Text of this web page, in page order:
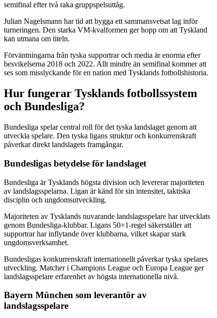
semifinal efter två raka gruppspelsuttåg.
Julian Nagelsmann har tid att bygga ett sammansvetsat lag inför
turneringen. Den starka VM-kvalformen ger hopp om att Tyskland
kan utmana om titeln.
Förväntningarna från tyska supportrar och media är enorma efter
besvikelserna 2018 och 2022. Allt mindre än semifinal kommer att
ses som misslyckande för en nation med Tysklands fotbollshistoria.
Hur fungerar Tysklands fotbollssystem
och Bundesliga?
Bundesliga spelar central roll för det tyska landslaget genom att
utveckla spelare. Den tyska ligans struktur och konkurrenskraft
påverkar direkt landslagets framgångar.
Bundesligas betydelse för landslaget
Bundesliga är Tysklands högsta division och levererar majoriteten
av landslagsspelarna. Ligan är känd för sin intensitet, taktiska
disciplin och ungdomsutveckling.
Majoriteten av Tysklands nuvarande landslagsspelare har utvecklats
genom Bundesliga-klubbar. Ligans 50+1-regel säkerställer att
supportrar har inflytande över klubbarna, vilket skapar stark
ungdomsverksamhet.
Bundesligas konkurrenskraft internationellt påverkar tyska spelares
utveckling. Matcher i Champions League och Europa League ger
landslagsspelare erfarenhet av högsta internationella nivå.
Bayern München som leverantör av
landslagsspelare